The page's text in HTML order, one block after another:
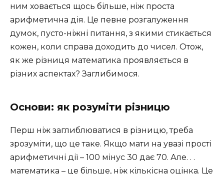
ним ховається щось більше, ніж проста
арифметична дія. Це певне розгалуження
думок, пусто-ніжні питання, з якими стикається
кожен, коли справа доходить до чисел. Отож,
як же різниця математика проявляється в
різних аспектах? Заглибимося.
Основи: як розуміти різницю
Перш ніж заглиблюватися в різницю, треба
зрозуміти, що це таке. Якщо мати на увазі прості
арифметичні дії – 100 мінус 30 дає 70. Але. . .
математика – це більше, ніж кількісна оцінка. Це